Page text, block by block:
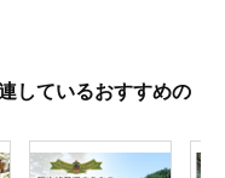
しているおすすめの